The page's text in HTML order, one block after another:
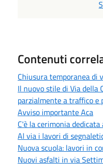
Contenuti
Chiusura temporanea di
Il nuovo stile di Via della
parzialmente a traffico e
Avviso importante Aca
C'è la cerimonia
Al via i lavori di
Nuova scuola: lavori in
Nuovi asfalti in via